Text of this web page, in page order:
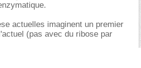
actuelles imaginent un premier
(pas avec du ribose par